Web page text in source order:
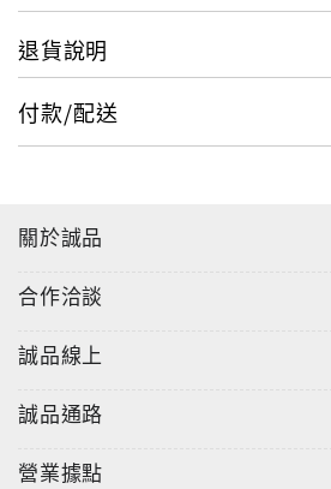
退貨說明
付款/配送
關於誠品
合作洽談
誠品線上
誠品通路
營業據點